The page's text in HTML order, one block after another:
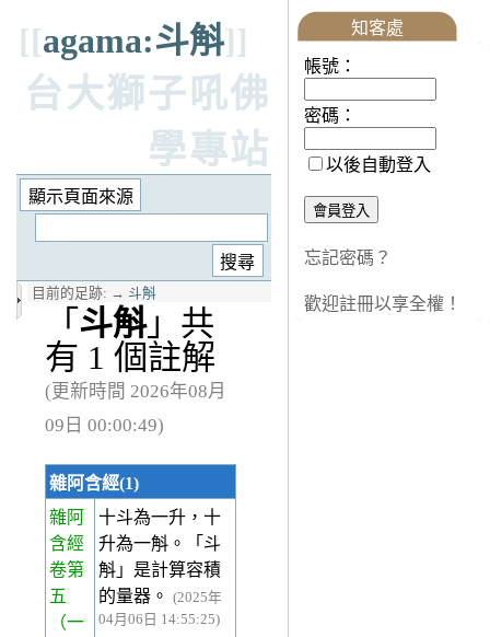
[[agama:斗斛]]
台大獅子吼佛
學專站
目前的足跡: → 斗斛
「 斗斛」共
有 1 個註解
(更新時間 2026年08月
09日 00:00:49)
雜阿含經(1)
雜阿
含經
卷第
五
（一
十斗為一升，十
升為一斛。「斗
斛」是計算容積
的量器。
(2025年
04月06日 14:55:25)
知客處
帳號：
密碼：
以後自動登入
忘記密碼？
歡迎註冊以享全權！